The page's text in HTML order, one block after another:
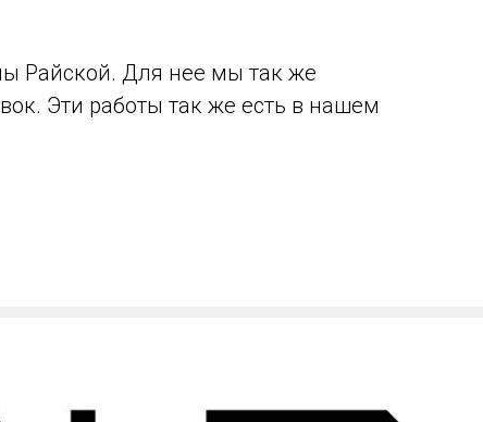
Райской. Для нее мы так же
Эти работы так же есть в нашем